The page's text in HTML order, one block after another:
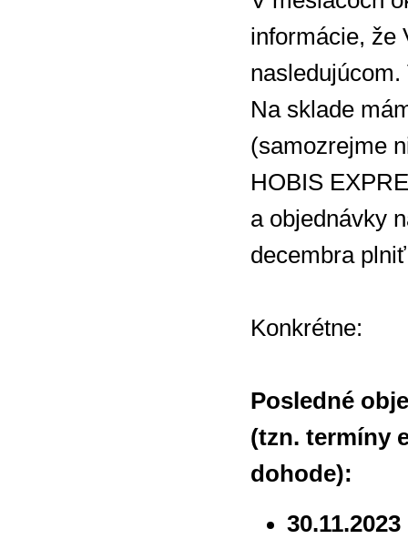
informácie, že
Na sklade
(samozrejme
HOBIS
a objednávky
decembra
Konkrétne:
Posledné
(tzn. termíny
dohode):